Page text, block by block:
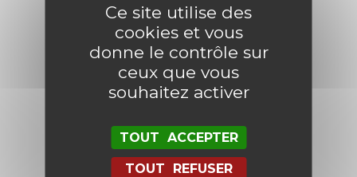
Ce site utilise des
cookies et vous
donne le contrôle sur
ceux que vous
souhaitez activer
TOUT ACCEPTER
TOUT REFUSER